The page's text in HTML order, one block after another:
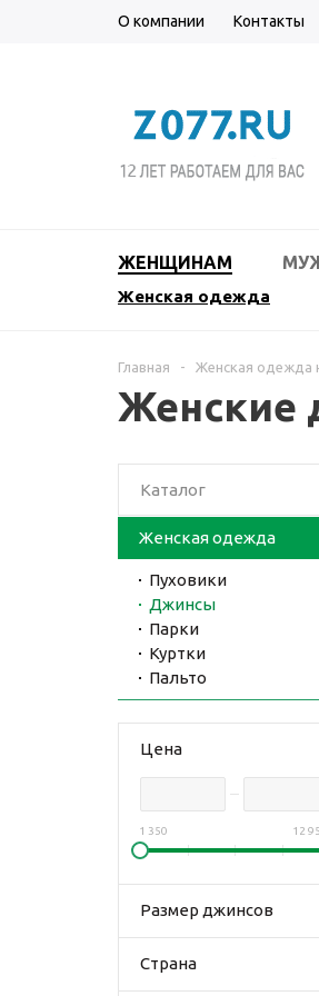
О компании Контакты
ЖЕНЩИНАМ
Женская одежда
Главная - Женская одежда
Женские
Каталог
Женская одежда
Пуховики
Джинсы
Парки
Куртки
Пальто
Цена
1 350 12
Размер джинсов
Страна